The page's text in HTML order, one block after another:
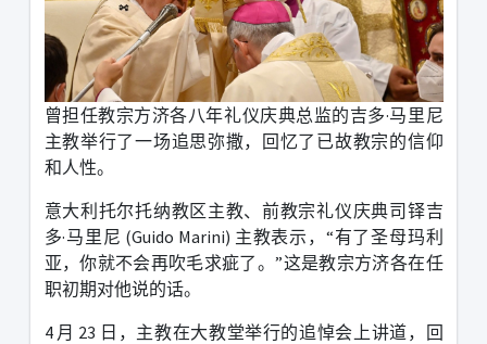
曾担任教宗方济各八年礼仪庆典总监的吉多·马里尼
主教举行了一场追思弥撒，回忆了已故教宗的信仰
和人性。
意大利托尔托纳教区主教、前教宗礼仪庆典司铎吉
多·马里尼 (Guido Marini) 主教表示， “有了圣母玛利
亚，你就不会再吹毛求疵了。”这是教宗方济各在任
职初期对他说的话。
4 月 23 日，主教在大教堂举行的追悼会上讲道，回